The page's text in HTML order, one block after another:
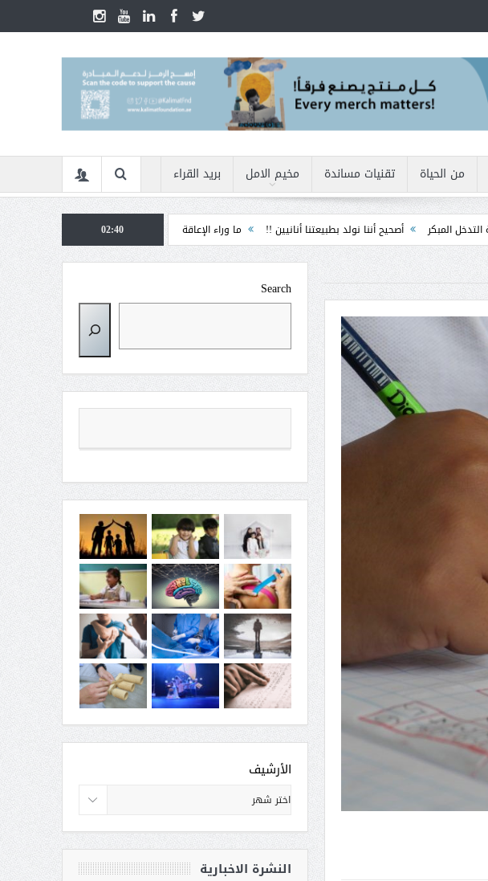
من الحياة تقنيات مساندة مخيم الامل بريد القراء
أصحيح أننا نولد بطبيعتنا أنانيين !! ما وراء الإعاقة الأمن السيبراني في زمن الأزمات ... كيف نحمي أنفسنا
02:40
Search
الأرشيف
النشرة الاخبارية